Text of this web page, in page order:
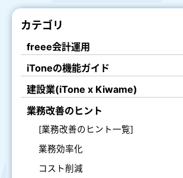
カテゴリ
freee会計運用
iToneの機能ガイド
建設業(iTone x Kiwame)
業務改善のヒント
[業務改善のヒント一覧]
業務効率化
コスト削減